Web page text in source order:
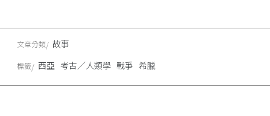
文章分類 故事
標籤 西亞 考古／人類學 戰爭 希臘